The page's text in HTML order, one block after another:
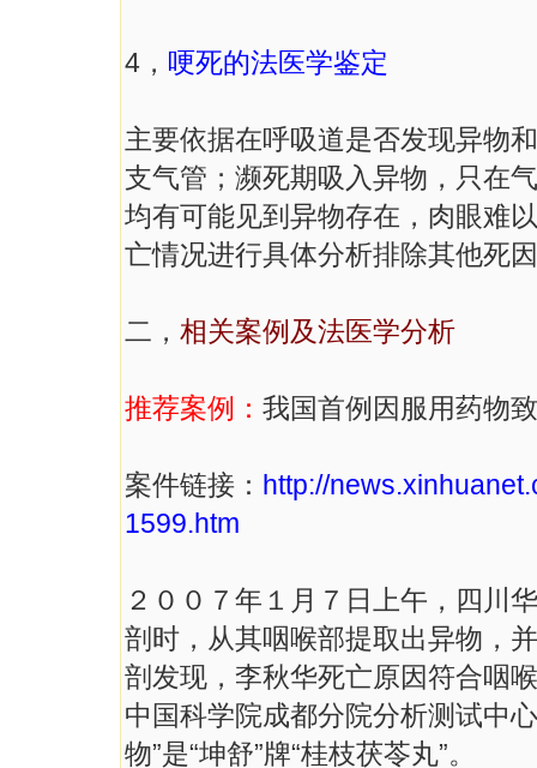
4， 哽死的法医学鉴定
主要依据在呼吸道是否发现异物
支气管；濒死期吸入异物，只在
均有可能见到异物存在，肉眼难
亡情况进行具体分析排除其他死
二， 相关案例及法医学分析
推荐案例： 我国首例因服用药物
案件链接： http://
1599.htm
２００７年１月７日上午，四川
剖时，从其咽喉部提取出异物，
剖发现，李秋华死亡原因符合咽
中国科学院成都分院分析测试中
物”是“坤舒”牌“桂枝茯苓丸”。